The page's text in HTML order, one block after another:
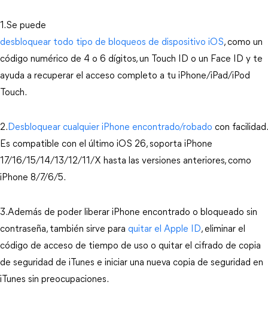
1.Se puede
desbloquear todo tipo de bloqueos de dispositivo iOS, como un
código numérico de 4 o 6 dígitos, un Touch ID o un Face ID y te
ayuda a recuperar el acceso completo a tu iPhone/iPad/iPod
Touch.
2. Desbloquear cualquier iPhone encontrado/robado con facilidad.
Es compatible con el último iOS 26, soporta iPhone
17/16/15/14/13/12/11/X hasta las versiones anteriores, como
iPhone 8/7/6/5.
3.Además de poder liberar iPhone encontrado o bloqueado sin
contraseña, también sirve para quitar el Apple ID, eliminar el
código de acceso de tiempo de uso o quitar el cifrado de copia
de seguridad de iTunes e iniciar una nueva copia de seguridad en
iTunes sin preocupaciones.